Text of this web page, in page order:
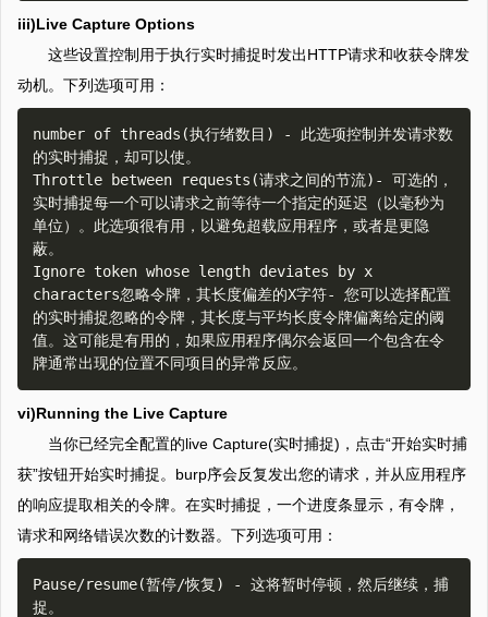
iii)Live Capture Options
这些设置控制用于执行实时捕捉时发出HTTP请求和收获令牌发
动机。下列选项可用：
number of threads(执行绪数目) - 此选项控制并发请求数
的实时捕捉，却可以使。
Throttle between requests(请求之间的节流)- 可选的，
实时捕捉每一个可以请求之前等待一个指定的延迟（以毫秒为
单位）。此选项很有用，以避免超载应用程序，或者是更隐
蔽。
Ignore token whose length deviates by x
characters忽略令牌，其长度偏差的X字符- 您可以选择配置
的实时捕捉忽略的令牌，其长度与平均长度令牌偏离给定的阈
值。这可能是有用的，如果应用程序偶尔会返回一个包含在令
vi)Running the Live Capture
当你已经完全配置的live Capture(实时捕捉)，点击“开始实时捕
获”按钮开始实时捕捉。burp序会反复发出您的请求，并从应用程序
的响应提取相关的令牌。在实时捕捉，一个进度条显示，有令牌，
请求和网络错误次数的计数器。下列选项可用：
Pause/resume(暂停/恢复) - 这将暂时停顿，然后继续，捕
捉。